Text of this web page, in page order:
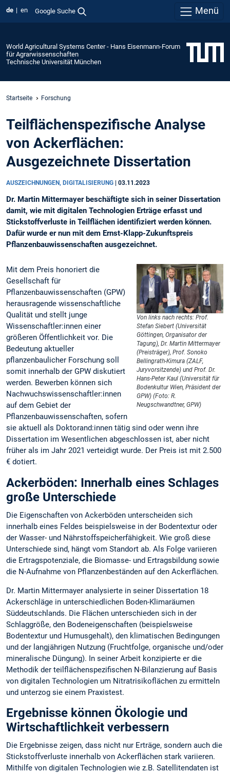
de en Google Suche Menü
World Agricultural Systems Center - Hans Eisenmann-Forum
für Agrarwissenschaften
Technische Universität München
Startseite Forschung
Teilflächenspezifische Analyse
von Ackerflächen:
Ausgezeichnete Dissertation
AUSZEICHNUNGEN, DIGITALISIERUNG 03.11.2023
Dr. Martin Mittermayer beschäftigte sich in seiner Dissertation
damit, wie mit digitalen Technologien Erträge erfasst und
Stickstoffverluste in Teilflächen identifiziert werden können.
Dafür wurde er nun mit dem Ernst-Klapp-Zukunftspreis
Pflanzenbauwissenschaften ausgezeichnet.
Von links nach rechts: Prof.
Stefan Siebert (Universität
Göttingen, Organisator der
Tagung), Dr. Martin Mittermayer
(Preisträger), Prof. Sonoko
Bellingrath-Kimura (ZALF,
Juryvorsitzende) und Prof. Dr.
Hans-Peter Kaul (Universität für
Bodenkultur Wien, Präsident der
GPW) (Foto: R.
Neugschwandtner, GPW)
Mit dem Preis honoriert die
Gesellschaft für
Pflanzenbauwissenschaften (GPW)
herausragende wissenschaftliche
Qualität und stellt junge
Wissenschaftler:innen einer
größeren Öffentlichkeit vor. Die
Bedeutung aktueller
pflanzenbaulicher Forschung soll
somit innerhalb der GPW diskutiert
werden. Bewerben können sich
Nachwuchswissenschaftler:innen
auf dem Gebiet der
Pflanzenbauwissenschaften, sofern
sie aktuell als Doktorand:innen tätig sind oder wenn ihre
Dissertation im Wesentlichen abgeschlossen ist, aber nicht
früher als im Jahr 2021 verteidigt wurde. Der Preis ist mit 2.500
€ dotiert.
Ackerböden: Innerhalb eines Schlages
große Unterschiede
Die Eigenschaften von Ackerböden unterscheiden sich
innerhalb eines Feldes beispielsweise in der Bodentextur oder
der Wasser- und Nährstoffspeicherfähigkeit. Wie groß diese
Unterschiede sind, hängt vom Standort ab. Als Folge variieren
die Ertragspotenziale, die Biomasse- und Ertragsbildung sowie
die N-Aufnahme von Pflanzenbeständen auf den Ackerflächen.
Dr. Martin Mittermayer analysierte in seiner Dissertation 18
Ackerschläge in unterschiedlichen Boden-Klimaräumen
Süddeutschlands. Die Flächen unterschieden sich in der
Schlaggröße, den Bodeneigenschaften (beispielsweise
Bodentextur und Humusgehalt), den klimatischen Bedingungen
und der langjährigen Nutzung (Fruchtfolge, organische und/oder
mineralische Düngung). In seiner Arbeit konzipierte er die
Methodik der teilflächenspezifischen N-Bilanzierung auf Basis
von digitalen Technologien um Nitratrisikoflächen zu ermitteln
und unterzog sie einem Praxistest.
Ergebnisse können Ökologie und
Wirtschaftlichkeit verbessern
Die Ergebnisse zeigen, dass nicht nur Erträge, sondern auch die
Stickstoffverluste innerhalb von Ackerflächen stark variieren.
Mithilfe von digitalen Technologien wie z.B. Satellitendaten ist